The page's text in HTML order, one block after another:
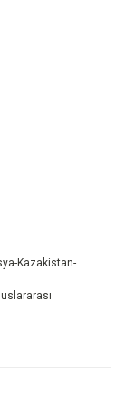
Kazakistan-